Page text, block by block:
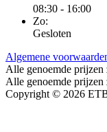
08:30 - 16:00
Zo:
Gesloten
Algemene
Alle genoemde
Alle genoemde
Copyright © 2026